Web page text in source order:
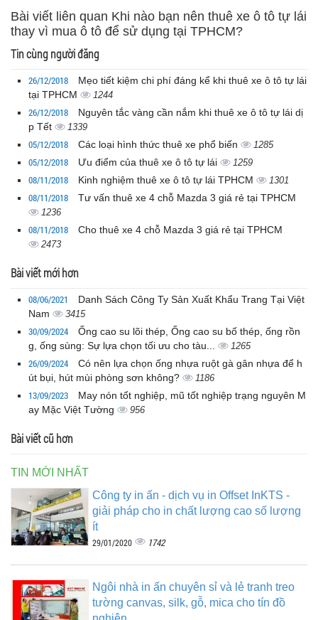
Bài viết liên quan Khi nào bạn nên thuê xe ô tô tự lái
thay vì mua ô tô để sử dụng tại TPHCM?
Tin cùng người đăng
26/12/2018
Mẹo tiết kiệm chi phí đáng kể khi thuê xe ô tô tự lái
tại TPHCM
1244
26/12/2018
Nguyên tắc vàng cần nắm khi thuê xe ô tô tự lái dị
p Tết
1339
05/12/2018 Các loại hình thức thuê xe phổ biến 1285
05/12/2018 Ưu điểm của thuê xe ô tô tự lái 1259
08/11/2018 Kinh nghiệm thuê xe ô tô tự lái TPHCM 1301
08/11/2018 Tư vấn thuê xe 4 chỗ Mazda 3 giá rẻ tại TPHCM
1236
08/11/2018 Cho thuê xe 4 chỗ Mazda 3 giá rẻ tại TPHCM
2473
Bài viết mới hơn
08/06/2021
Danh Sách Công Ty Sản Xuất Khẩu Trang Tại Việt
Nam
3415
30/09/2024
Ống cao su lõi thép, Ống cao su bố thép, ống rồn
g, ống sùng: Sự lựa chọn tối ưu cho tàu...
1265
26/09/2024
Có nên lựa chọn ống nhựa ruột gà gân nhựa để h
út bụi, hút mùi phòng sơn không?
1186
13/09/2023
May nón tốt nghiệp, mũ tốt nghiệp trạng nguyên M
ay Mặc Việt Tường
956
Bài viết cũ hơn
TIN MỚI NHẤT
Công ty in ấn - dịch vụ in Offset InKTS -
giải pháp cho in chất lượng cao số lượng
ít
29/01/2020 1742
Ngôi nhà in ấn chuyên sỉ và lẻ tranh treo
tường canvas, silk, gỗ, mica cho tín đồ